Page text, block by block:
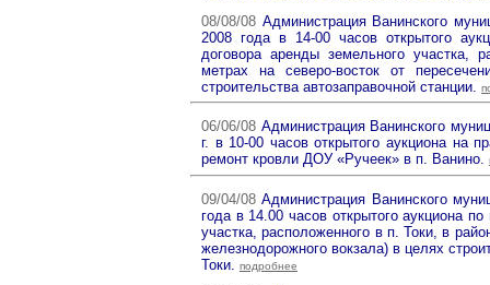
08/08/08 Администрация Ванинского
2008 года в 14-00 часов открытого
договора аренды земельного участка,
метрах на северо-восток от
строительства автозаправочной станции.
06/06/08 Администрация Ванинского
г. в 10-00 часов открытого аукциона на
ремонт кровли ДОУ «Ручеек» в п. Ванино.
09/04/08 Администрация Ванинского
года в 14.00 часов открытого аукциона
участка, расположенного в п. Токи, в
железнодорожного вокзала) в целях
Токи.
подробнее